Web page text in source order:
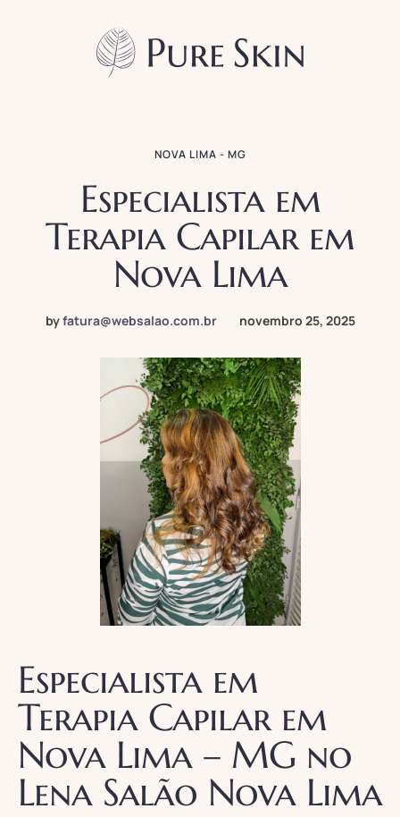
NOVA LIMA - MG
Especialista em
Terapia Capilar em
Nova Lima
byfatura@websalao.com.br novembro 25, 2025
Especialista em
Terapia Capilar em
Nova Lima – MG no
Lena Salão Nova Lima